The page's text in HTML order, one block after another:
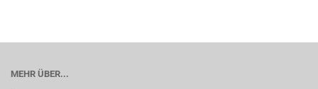
MEHR ÜBER...